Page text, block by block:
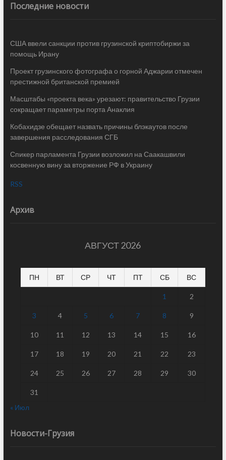
Последние новости
США ввели санкции против грузинской криптобиржи за
помощь Ирану
Проект грузинского фотографа о горной Аджарии отмечен
престижной британской премией
Масштабы «проекта века» урезают: правительство Грузии
сокращает параметры порта Анаклия
Кобахидзе обещает назвать причины блэкаутов после
завершения расследования СГБ
Спикер парламента Грузии возложил на Саакашвили
косвенную вину за вторжение РФ в Украину
RSS
Архив
АВГУСТ 2026
ПН ВТ СР ЧТ ПТ СБ ВС
1 2
3 4 5 6 7 8 9
10 11 12 13 14 15 16
17 18 19 20 21 22 23
24 25 26 27 28 29 30
31
« Июл
Новости-Грузия